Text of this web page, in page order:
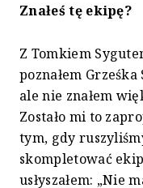
Znałeś tę ekipę?
Z Tomkiem
poznałem
ale nie znałem
Zostało mi to
tym, gdy
skompletować
usłyszałem: „Nie